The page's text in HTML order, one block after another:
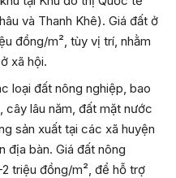
và Thanh Khê). Giá đất ở
đồng/m², tùy vị trí, nhằm
xã hội.
loại đất nông nghiệp, bao
cây lâu năm, đất mặt nước
sản xuất tại các xã huyện
địa bàn. Giá đất nông
triệu đồng/m², để hỗ trợ